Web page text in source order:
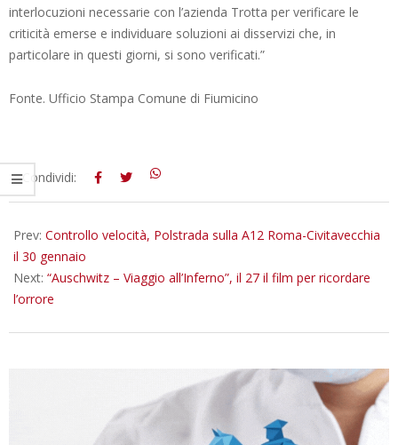
interlocuzioni necessarie con l’azienda Trotta per verificare le
criticità emerse e individuare soluzioni ai disservizi che, in
particolare in questi giorni, si sono verificati.”
Fonte. Ufficio Stampa Comune di Fiumicino
2026-
01-
Condividi:
Prev: Controllo velocità, Polstrada sulla A12 Roma-Civitavecchia
il 30 gennaio
Next: “Auschwitz – Viaggio all’Inferno”, il 27 il film per ricordare
l’orrore